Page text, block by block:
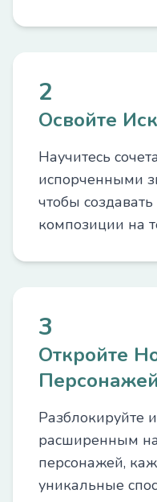
2
Освойте
Научитесь
испорченными
чтобы
композиции на
3
Откройте
Персонажей
Разблокируйте
расширенным
персонажей,
уникальные